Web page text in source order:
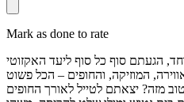
Mark as done to rate
הגעתם סוף כל סוף ליעד האקזוטי
המוזיקה, והחופים – הכל פשוט
מזה? יצאתם לטייל לאורך החופים